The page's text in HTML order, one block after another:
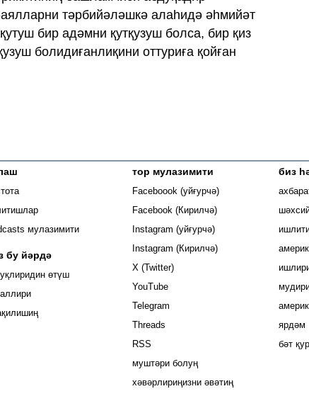
тәрбийәләшкә алаһидә әһмийәт
бир адәмни қутқузуш болса, бир қиз
болидиғанлиқини оттуриға қойған
мулазимити
бу йәрдә
өтүш
тор мулазимити
Faceboook (уйғурчә) Opens in new window
Facebook (Кирилчә)
Instagram (уйғурчә)
Instagram (Кирилчә)
X (Twitter)
YouTube
Telegram
Threads
RSS
муштәри болуң
хәвәрлириңизни әвәтиң
биз
ярдәм
бәт